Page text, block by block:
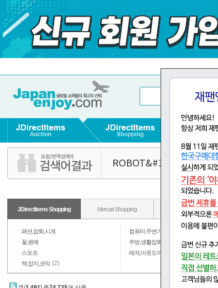
ROBOT&#39746;
JDirectItems Shopping Mercari Shopping Rakuten Shopping
패션,잡화,시계
컴퓨터,주변기기
꽃,원예
주방,생활잡화,일용품
스포츠
레져,아웃도어
책,잡지,코믹 (2)